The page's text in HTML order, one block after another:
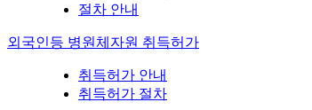
절차 안내
외국인등 병원체자원 취득허가
취득허가 안내
취득허가 절차